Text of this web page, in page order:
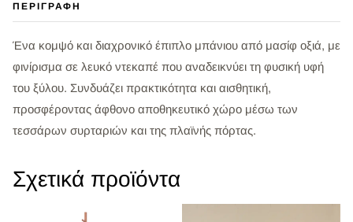
ΠΕΡΙΓΡΑΦΉ
Ένα κομψό και διαχρονικό έπιπλο μπάνιου από μασίφ οξιά, με
φινίρισμα σε λευκό ντεκαπέ που αναδεικνύει τη φυσική υφή
του ξύλου. Συνδυάζει πρακτικότητα και αισθητική,
προσφέροντας άφθονο αποθηκευτικό χώρο μέσω των
τεσσάρων συρταριών και της πλαϊνής πόρτας.
Σχετικά προϊόντα